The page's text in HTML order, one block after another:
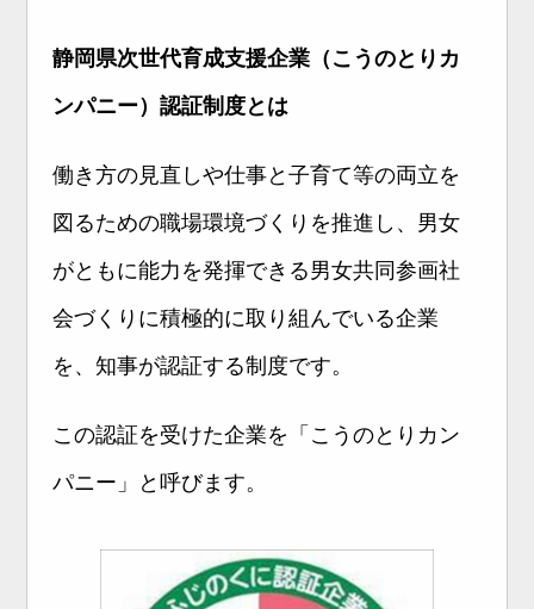
静岡県次世代育成支援企業（こうのとりカ
ンパニー）認証制度とは
働き方の見直しや仕事と子育て等の両立を
図るための職場環境づくりを推進し、男女
がともに能力を発揮できる男女共同参画社
会づくりに積極的に取り組んでいる企業
を、知事が認証する制度です。
この認証を受けた企業を「こうのとりカン
パニー」と呼びます。